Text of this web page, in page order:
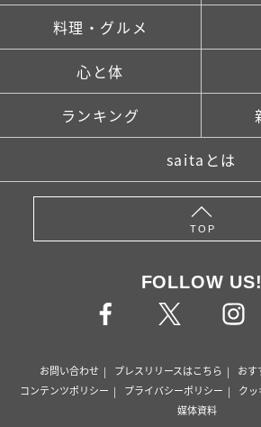
料理・グルメ
心と体
ランキング
saitaとは
TOP
FOLLOW US!
お問い合わせ プレスリリースはこちら おす
コンテンツポリシー
プライバシーポリシー ク
媒体資料